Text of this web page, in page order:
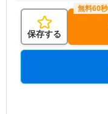
保存する